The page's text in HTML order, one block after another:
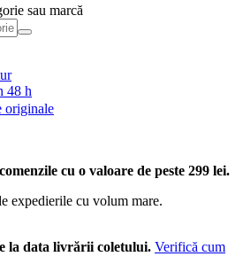
sau marcă
48 h
originale
cu o valoare de peste 299 lei.
expedierile cu volum mare.
la data livrării coletului. Verifică cum